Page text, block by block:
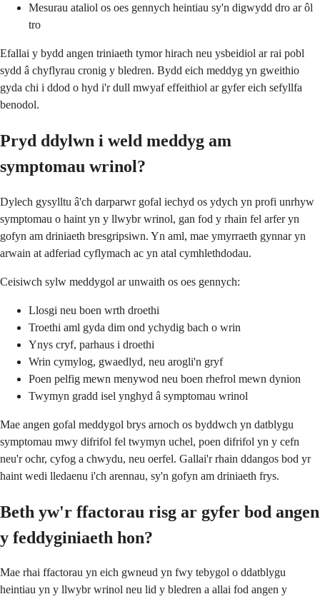
Mesurau ataliol os oes gennych heintiau sy'n digwydd dro ar ôl
tro
Efallai y bydd angen triniaeth tymor hirach neu ysbeidiol ar rai pobl
sydd â chyflyrau cronig y bledren. Bydd eich meddyg yn gweithio
gyda chi i ddod o hyd i'r dull mwyaf effeithiol ar gyfer eich sefyllfa
benodol.
Pryd ddylwn i weld meddyg am
symptomau wrinol?
Dylech gysylltu â'ch darparwr gofal iechyd os ydych yn profi unrhyw
symptomau o haint yn y llwybr wrinol, gan fod y rhain fel arfer yn
gofyn am driniaeth bresgripsiwn. Yn aml, mae ymyrraeth gynnar yn
arwain at adferiad cyflymach ac yn atal cymhlethdodau.
Ceisiwch sylw meddygol ar unwaith os oes gennych:
Llosgi neu boen wrth droethi
Troethi aml gyda dim ond ychydig bach o wrin
Ynys cryf, parhaus i droethi
Wrin cymylog, gwaedlyd, neu arogli'n gryf
Poen pelfig mewn menywod neu boen rhefrol mewn dynion
Twymyn gradd isel ynghyd â symptomau wrinol
Mae angen gofal meddygol brys arnoch os byddwch yn datblygu
symptomau mwy difrifol fel twymyn uchel, poen difrifol yn y cefn
neu'r ochr, cyfog a chwydu, neu oerfel. Gallai'r rhain ddangos bod yr
haint wedi lledaenu i'ch arennau, sy'n gofyn am driniaeth frys.
Beth yw'r ffactorau risg ar gyfer bod angen
y feddyginiaeth hon?
Mae rhai ffactorau yn eich gwneud yn fwy tebygol o ddatblygu
heintiau yn y llwybr wrinol neu lid y bledren a allai fod angen y